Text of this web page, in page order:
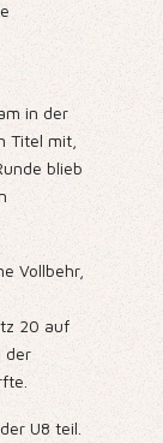
in der
Titel mit,
blieb
Vollbehr,
20 auf
der
U8 teil.